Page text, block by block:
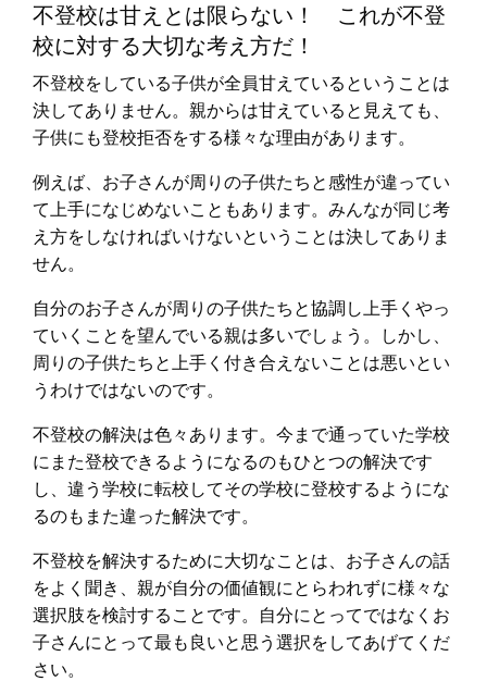
不登校は甘えとは限らない！ これが不登
校に対する大切な考え方だ！
不登校をしている子供が全員甘えているということは
決してありません。親からは甘えていると見えても、
子供にも登校拒否をする様々な理由があります。
例えば、お子さんが周りの子供たちと感性が違ってい
て上手になじめないこともあります。みんなが同じ考
え方をしなければいけないということは決してありま
せん。
自分のお子さんが周りの子供たちと協調し上手くやっ
ていくことを望んでいる親は多いでしょう。しかし、
周りの子供たちと上手く付き合えないことは悪いとい
うわけではないのです。
不登校の解決は色々あります。今まで通っていた学校
にまた登校できるようになるのもひとつの解決です
し、違う学校に転校してその学校に登校するようにな
るのもまた違った解決です。
不登校を解決するために大切なことは、お子さんの話
をよく聞き、親が自分の価値観にとらわれずに様々な
選択肢を検討することです。自分にとってではなくお
子さんにとって最も良いと思う選択をしてあげてくだ
さい。